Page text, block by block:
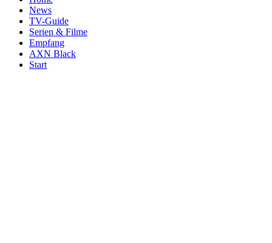
News
TV-Guide
Serien & Filme
Empfang
AXN Black
Start